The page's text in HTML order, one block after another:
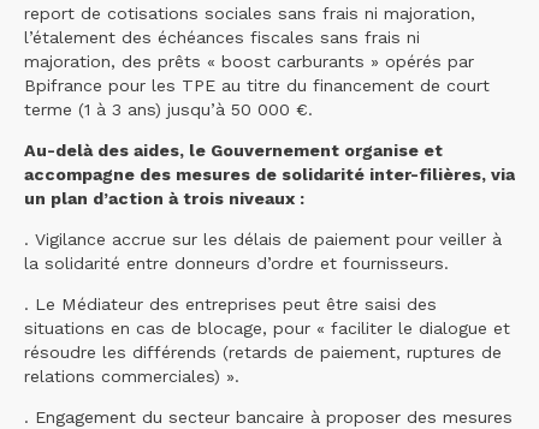
report de cotisations sociales sans frais ni majoration,
l’étalement des échéances fiscales sans frais ni
majoration, des prêts « boost carburants » opérés par
Bpifrance pour les TPE au titre du financement de court
terme (1 à 3 ans) jusqu’à 50 000 €.
Au-delà des aides, le Gouvernement organise et
accompagne des mesures de solidarité inter-filières, via
un plan d’action à trois niveaux :
. Vigilance accrue sur les délais de paiement pour veiller à
la solidarité entre donneurs d’ordre et fournisseurs.
. Le Médiateur des entreprises peut être saisi des
situations en cas de blocage, pour « faciliter le dialogue et
résoudre les différends (retards de paiement, ruptures de
relations commerciales) ».
. Engagement du secteur bancaire à proposer des mesures